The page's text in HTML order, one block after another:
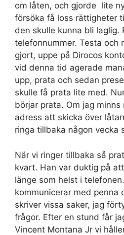
om låten, och gjorde lite
försöka få loss rättigheter
den skulle kunna bli laglig.
telefonnummer. Testa och
gjort, uppe på Dirocos
vid denna tid agerade
upp, prata och sedan
skulle få prata lite med.
börjar prata. Om jag
adress att skicka över
ringa tillbaka någon vecka
När vi ringer tillbaka så
kvart. Han var duktig på
länge som helst i
kommunicerar med penna
skriver vissa saker, jag
frågor. Efter en stund får
Vincent Montana Jr vi